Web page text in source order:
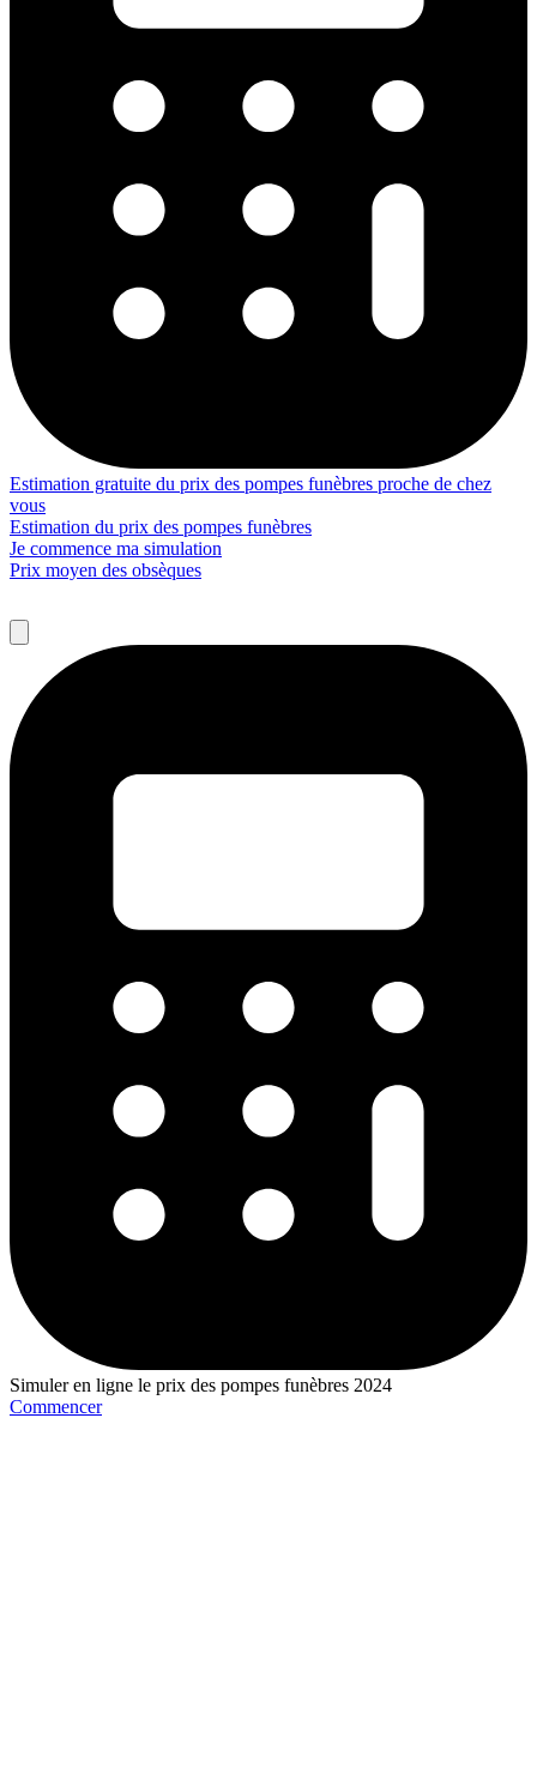
Estimation gratuite du prix des pompes funèbres proche de chez
vous
Estimation du prix des pompes funèbres
Je commence ma simulation
Prix moyen des obsèques
Simuler en ligne le prix des pompes funèbres 2024
Commencer